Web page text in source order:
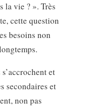
la vie ? ». Très
cette question
besoins non
et
secondaires et
non pas